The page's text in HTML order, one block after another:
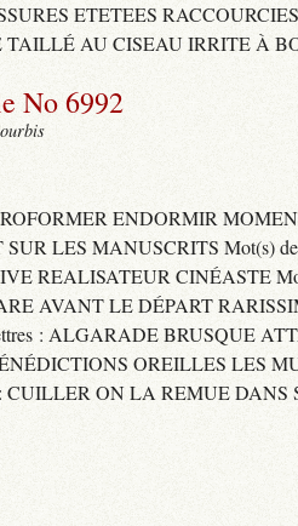
ETETEES
TAILLÉ AU CISEAU IRRITE À
No 6992
ENDORMIR
LES MANUSCRITS Mot(s) de
REALISATEUR CINÉASTE
AVANT LE DÉPART
: ALGARADE BRUSQUE
OREILLES LES
CUILLER ON LA REMUE DANS